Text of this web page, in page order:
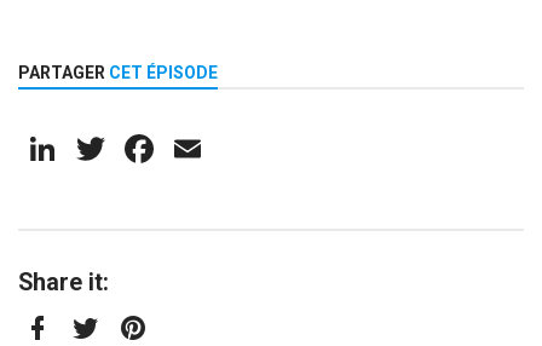
PARTAGER CET ÉPISODE
LinkedIn
TwitterFacebook
Share it: